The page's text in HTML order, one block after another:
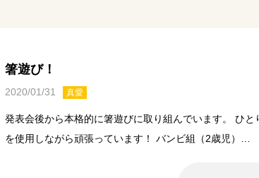
箸遊び！
2020/01/31 真愛
発表会後から本格的に箸遊びに取り組んでいます。 ひ
を使用しながら頑張っています！ バンビ組（2歳児）…